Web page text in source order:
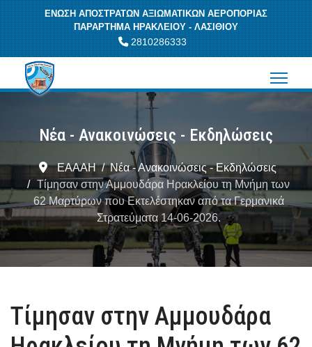
ΕΝΩΣΗ ΑΠΟΣΤΡΑΤΩΝ ΑΞΙΩΜΑΤΙΚΩΝ ΑΕΡΟΠΟΡΙΑΣ
ΠΑΡΑΡΤΗΜΑ ΗΡΑΚΛΕΙΟΥ - ΛΑΣΙΘΙΟΥ
2810286333
Νέα - Ανακοινώσεις - Εκδηλώσεις
ΕΑΑΑΗ
Νέα - Ανακοινώσεις - Εκδηλώσεις
Τίμησαν στην Αμμουδάρα Ηρακλείου τη Μνήμη των
62 Μαρτύρων που Εκτελέστηκαν από τα Γερμανικά
Στρατεύματα 14-06-2026.
Τίμησαν στην Αμμουδάρα